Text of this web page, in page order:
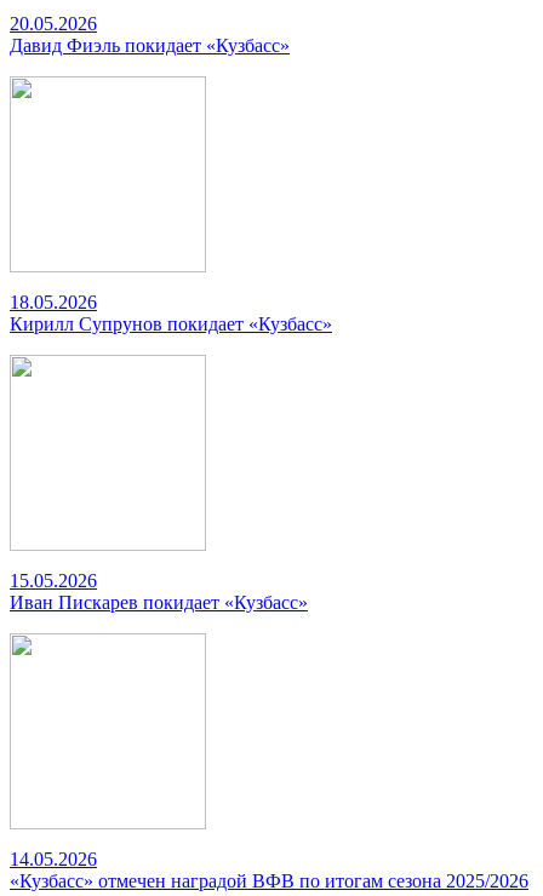
20.05.2026
Давид Фиэль покидает «Кузбасс»
18.05.2026
Кирилл Супрунов покидает «Кузбасс»
15.05.2026
Иван Пискарев покидает «Кузбасс»
14.05.2026
«Кузбасс» отмечен наградой ВФВ по итогам сезона 2025/2026